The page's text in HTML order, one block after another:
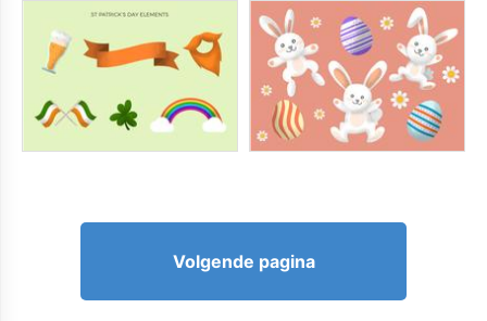
Volgende pagina